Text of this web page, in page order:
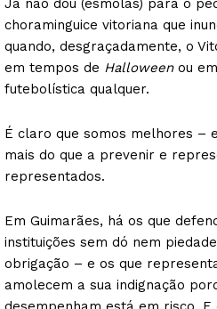
Já não dou (esmolas) para o
choraminguice vitoriana que
quando, desgraçadamente, o
em tempos de Halloweenou
futebolística qualquer.
É claro que somos melhores –
mais do que a prevenir e
representados.
Em Guimarães, há os que
instituições sem dó nem
obrigação – e os que
amolecem a sua indignação